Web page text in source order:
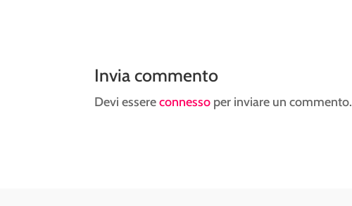
Invia commento
Devi essereconnesso per inviare un commento.